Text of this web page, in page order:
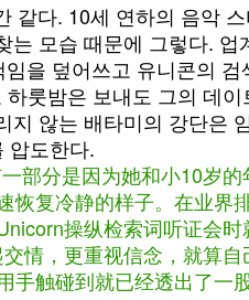
같다. 10세 연하의 음악
모습 때문에 그렇다.
을 덮어쓰고 유니콘의
룻밤은 보내도 그의 데
않는 배타미의 강단은
압도한다.
部分是因为她和小10岁
复冷静的样子。在业界
操纵检索词听证会
，更重视信念，就算自
触碰到就已经透出了一